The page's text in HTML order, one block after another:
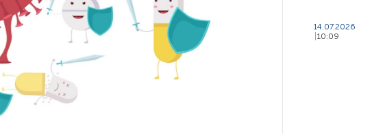
14.07.2026
10:09